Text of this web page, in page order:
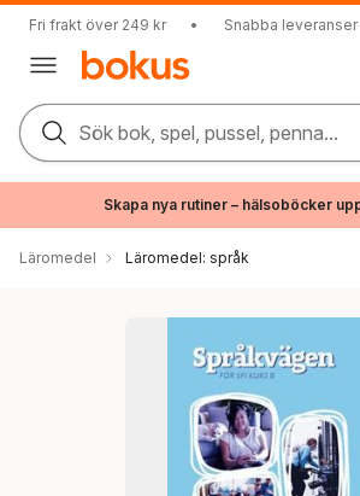
Fri frakt över 249 kr • Snabba leveranser
Sök bok, spel, pussel, penna...
Skapa nya rutiner – hälsoböcker
Läromedel Läromedel: språk